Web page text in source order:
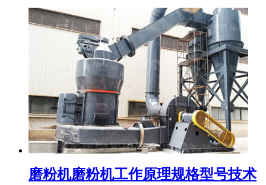
磨粉机磨粉机工作原理规格型号技术